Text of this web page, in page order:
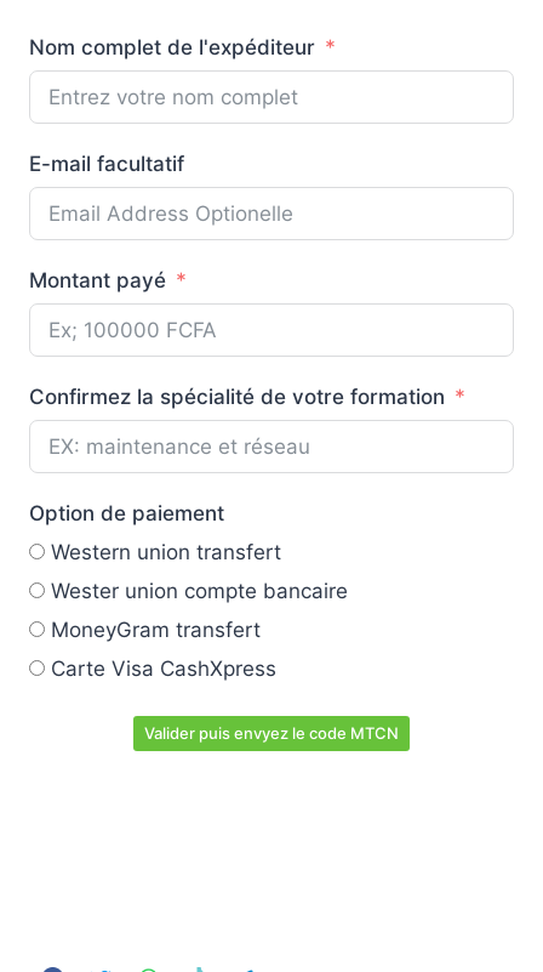
Nom complet de l'expéditeur
E-mail facultatif
Montant payé
Confirmez la spécialité de votre formation
Option de paiement
Western union transfert
Wester union compte bancaire
MoneyGram transfert
Carte Visa CashXpress
Valider puis envyez le code MTCN